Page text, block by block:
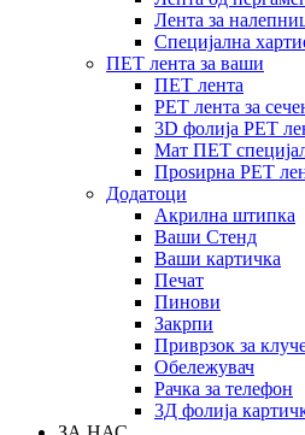
Лента за
Специјална
ПЕТ лента за ваши
ПЕТ лента
PET лента за
3D фолија PET
Мат ПЕТ
Проѕирна PET
Додатоци
Акрилна штипка
Ваши Стенд
Ваши картичка
Печат
Пинови
Закрпи
Приврзок за
Обележувач
Рачка за телефон
3Д фолија